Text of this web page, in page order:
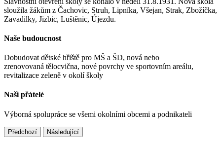
sloužila žákům z Čachovic, Struh, Lipníka, Všejan, Strak, Zbožíčka,
Zavadilky, Jizbic, Luštěnic, Újezdu.
Naše budoucnost
Dobudovat dětské hřiště pro MŠ a ŠD, nová nebo
zrenovovaná tělocvična, nové povrchy ve sportovním areálu,
revitalizace zeleně v okolí školy
Naši přátelé
Výborná spolupráce se všemi okolními obcemi a podnikateli
Předchozí Následující